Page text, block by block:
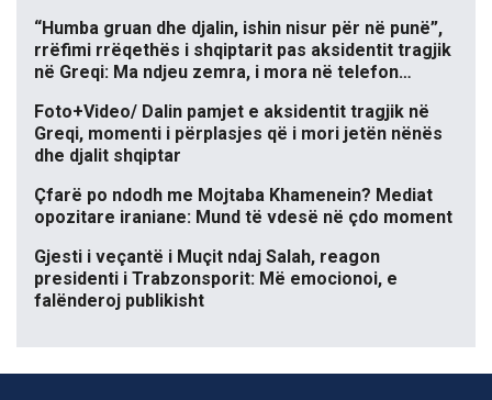
“Humba gruan dhe djalin, ishin nisur për në punë”,
rrëfimi rrëqethës i shqiptarit pas aksidentit tragjik
në Greqi: Ma ndjeu zemra, i mora në telefon…
Foto+Video/ Dalin pamjet e aksidentit tragjik në
Greqi, momenti i përplasjes që i mori jetën nënës
dhe djalit shqiptar
Çfarë po ndodh me Mojtaba Khamenein? Mediat
opozitare iraniane: Mund të vdesë në çdo moment
Gjesti i veçantë i Muçit ndaj Salah, reagon
presidenti i Trabzonsporit: Më emocionoi, e
falënderoj publikisht